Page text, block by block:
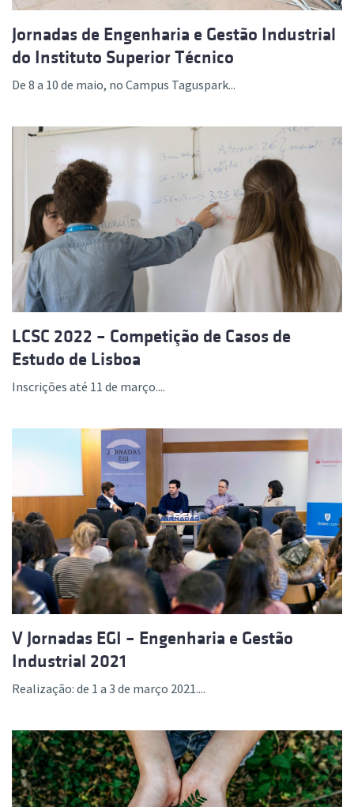
Jornadas de Engenharia e Gestão Industrial
do Instituto Superior Técnico
De 8 a 10 de maio, no Campus Taguspark...
LCSC 2022 – Competição de Casos de
Estudo de Lisboa
Inscrições até 11 de março....
V Jornadas EGI – Engenharia e Gestão
Industrial 2021
Realização: de 1 a 3 de março 2021....